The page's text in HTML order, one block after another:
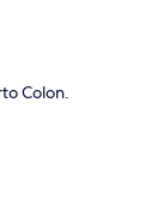
Colon.